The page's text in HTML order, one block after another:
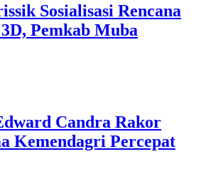
Sosialisasi Rencana
Pemkab Muba
Candra Rakor
Kemendagri Percepat